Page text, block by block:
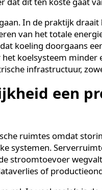
het openbare net
met energie,
dat dit ten koste
gaan. In de
van het
omdat koeling
het koelsysteem